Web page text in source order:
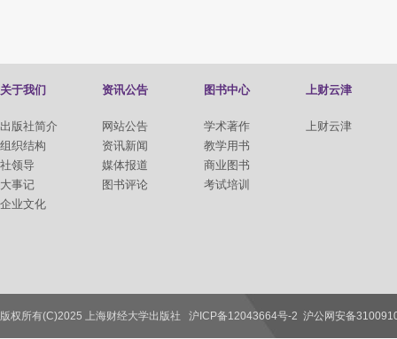
关于我们
出版社简介
组织结构
社领导
大事记
企业文化
资讯公告
网站公告
资讯新闻
媒体报道
图书评论
图书中心
学术著作
教学用书
商业图书
考试培训
上财云津
上财云津
联系我们
版权所有(C)2025 上海财经大学出版社 沪ICP备12043664号-2 沪公网安备